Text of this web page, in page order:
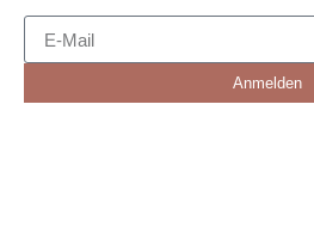
Anmelden